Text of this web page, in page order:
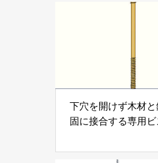
下穴を開けず木材
固に接合する専用ビ
株式会社